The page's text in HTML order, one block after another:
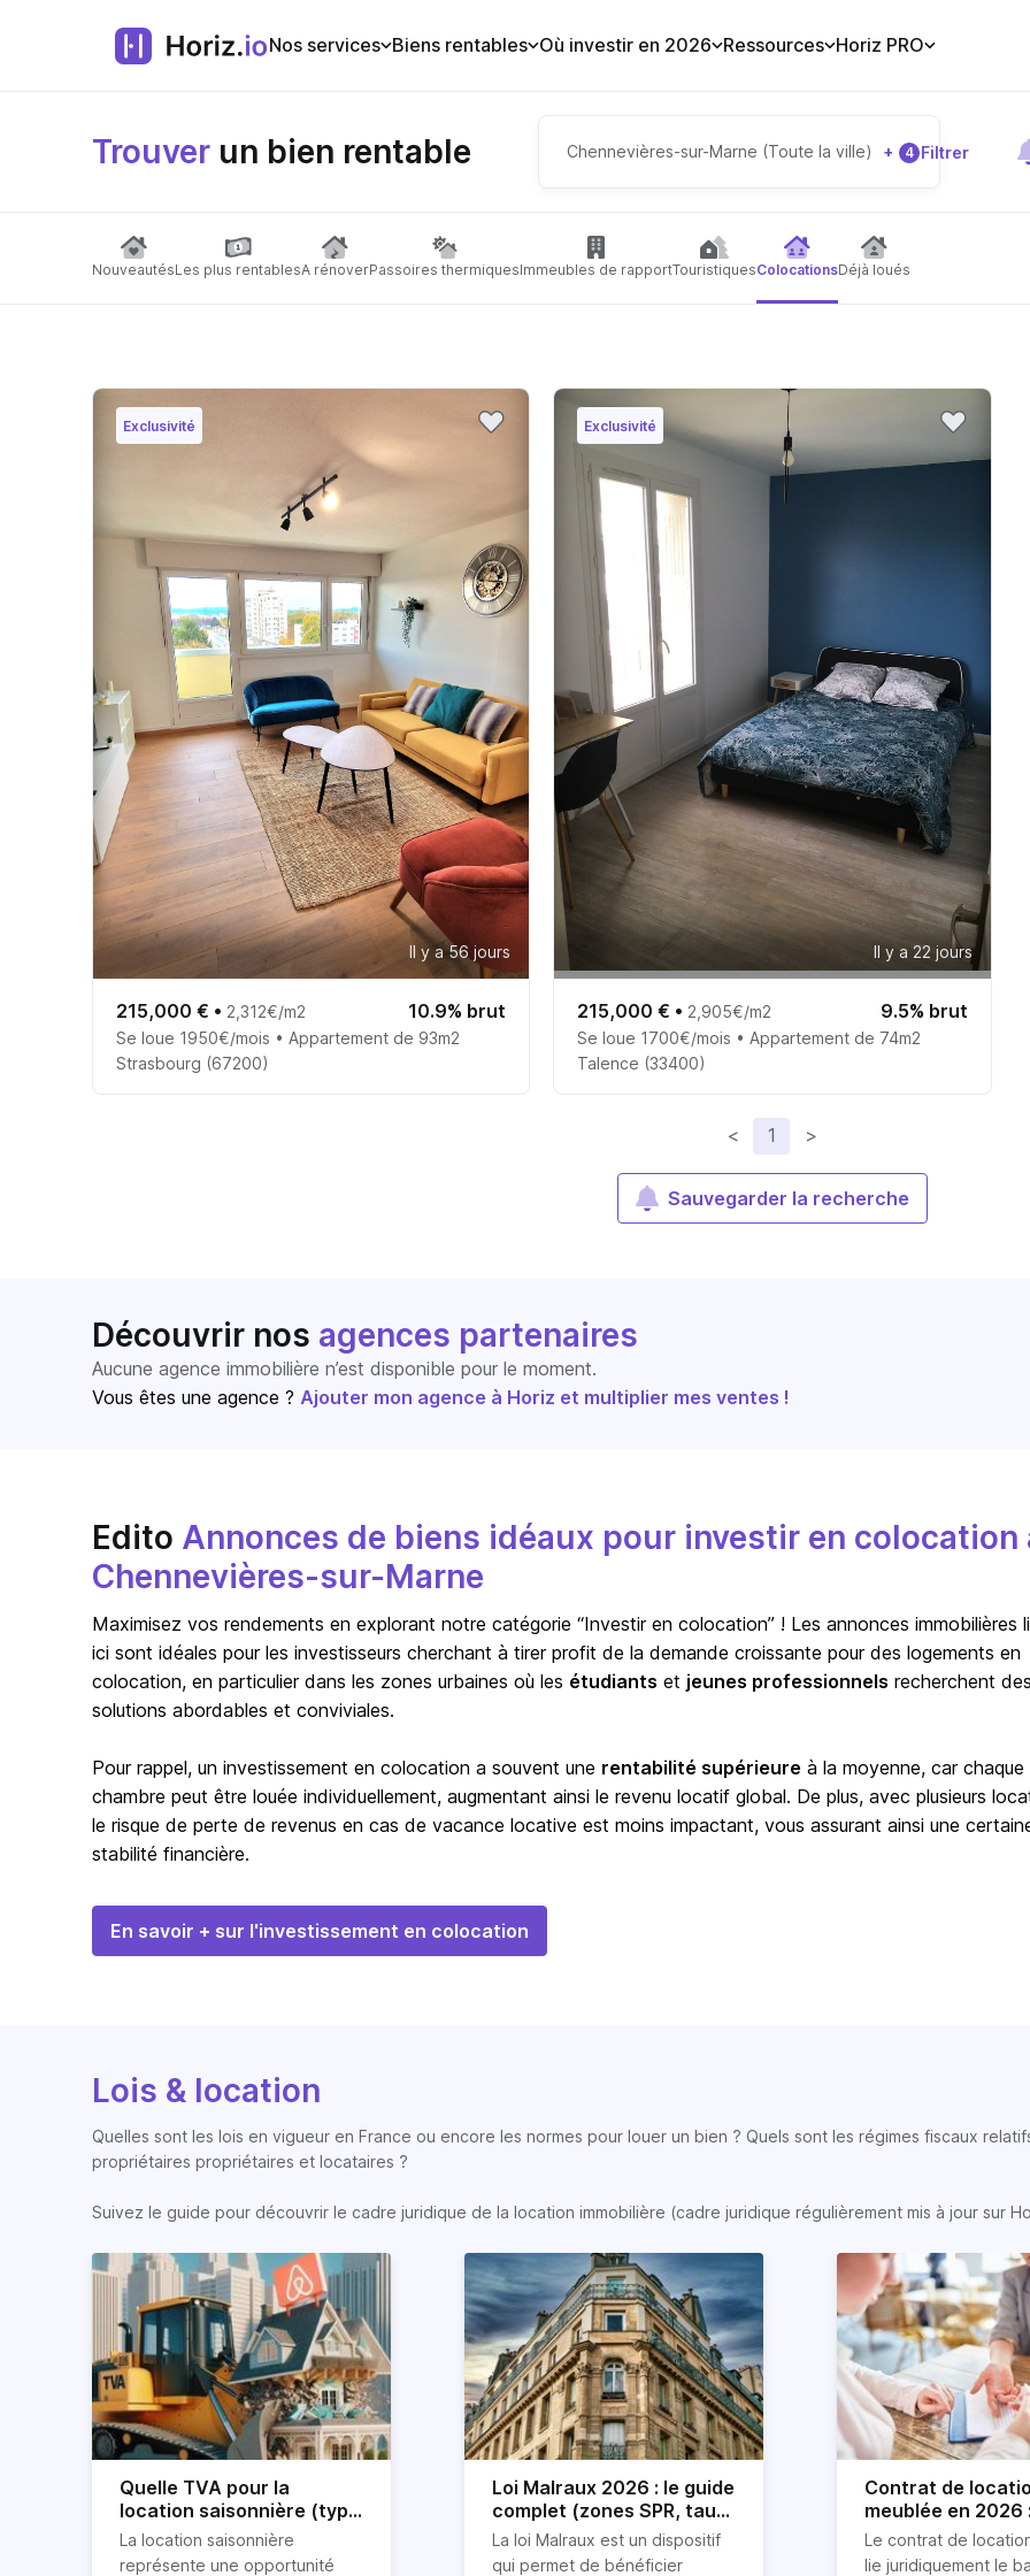
Nos services Biens rentables Où investir en 2026 Ressources Horiz PRO
Trouver un bien rentable Chennevières-sur-Marne (Toute la ville) + 4 Filtrer
NouveautésLes plus rentablesA rénoverPassoires thermiquesImmeubles de rapportTouristiquesColocationsDéjà loués
Exclusivité
Il y a 56 jours
215,000 € • 2,312€/m2 10.9% brut
Se loue 1950€/mois • Appartement de 93m2
Strasbourg (67200)
Exclusivité
Il y a 22 jours
215,000 € • 2,905€/m2 9.5% brut
Se loue 1700€/mois • Appartement de 74m2
Talence (33400)
< 1 >
Sauvegarder la recherche
Découvrir nos agences partenaires
Aucune agence immobilière n’est disponible pour le moment.
Vous êtes une agence ? Ajouter mon agence à Horiz et multiplier mes ventes !
Edito Annonces de biens idéaux pour investir en colocation
Chennevières-sur-Marne
Maximisez vos rendements en explorant notre catégorie “Investir en colocation” ! Les annonces immobilières
ici sont idéales pour les investisseurs cherchant à tirer profit de la demande croissante pour des logements en
colocation, en particulier dans les zones urbaines où les étudiants et jeunes professionnels recherchent
solutions abordables et conviviales.
Pour rappel, un investissement en colocation a souvent une rentabilité supérieure à la moyenne, car chaque
chambre peut être louée individuellement, augmentant ainsi le revenu locatif global. De plus, avec plusieurs
le risque de perte de revenus en cas de vacance locative est moins impactant, vous assurant ainsi une
stabilité financière.
En savoir + sur l'investissement en colocation
Lois & location
Quelles sont les lois en vigueur en France ou encore les normes pour louer un bien ? Quels sont les régimes fiscaux
propriétaires propriétaires et locataires ?
Suivez le guide pour découvrir le cadre juridique de la location immobilière (cadre juridique régulièrement mis à jour sur
Quelle TVA pour la
location saisonnière (type
airbnb) ?
La location saisonnière
représente une opportunité
Loi Malraux 2026 : le guide
complet (zones SPR, taux,
conditions)
La loi Malraux est un dispositif
qui permet de bénéficier
Contrat de
meublée en 2026
détaillé !
Le contrat de
lie juridiquement le